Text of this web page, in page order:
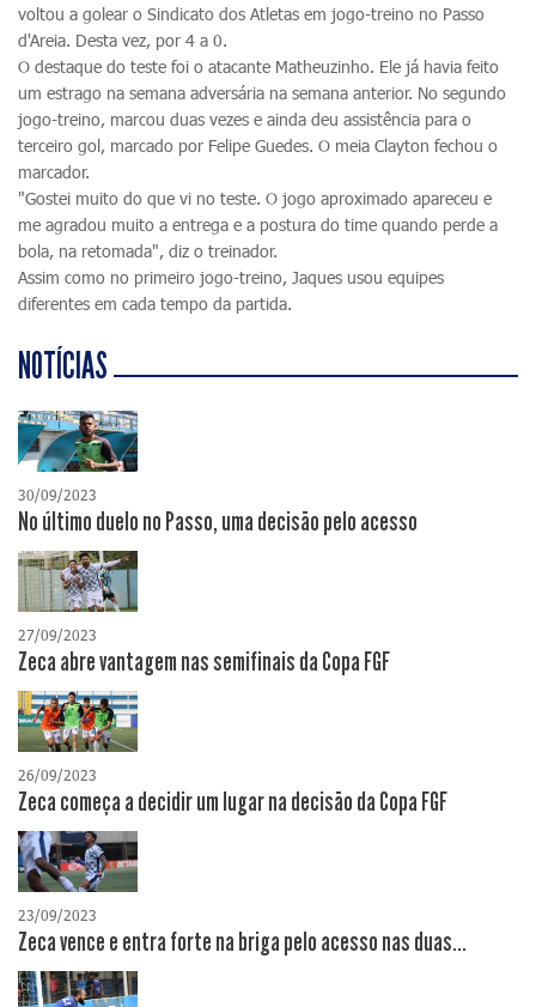
voltou a golear o Sindicato dos Atletas em jogo-treino no Passo
d'Areia. Desta vez, por 4 a 0.
O destaque do teste foi o atacante Matheuzinho. Ele já havia feito
um estrago na semana adversária na semana anterior. No segundo
jogo-treino, marcou duas vezes e ainda deu assistência para o
terceiro gol, marcado por Felipe Guedes. O meia Clayton fechou o
marcador.
"Gostei muito do que vi no teste. O jogo aproximado apareceu e
me agradou muito a entrega e a postura do time quando perde a
bola, na retomada", diz o treinador.
Assim como no primeiro jogo-treino, Jaques usou equipes
diferentes em cada tempo da partida.
NOTÍCIAS
30/09/2023
No último duelo no Passo, uma decisão pelo acesso
27/09/2023
Zeca abre vantagem nas semifinais da Copa FGF
26/09/2023
Zeca começa a decidir um lugar na decisão da Copa FGF
23/09/2023
Zeca vence e entra forte na briga pelo acesso nas duas...